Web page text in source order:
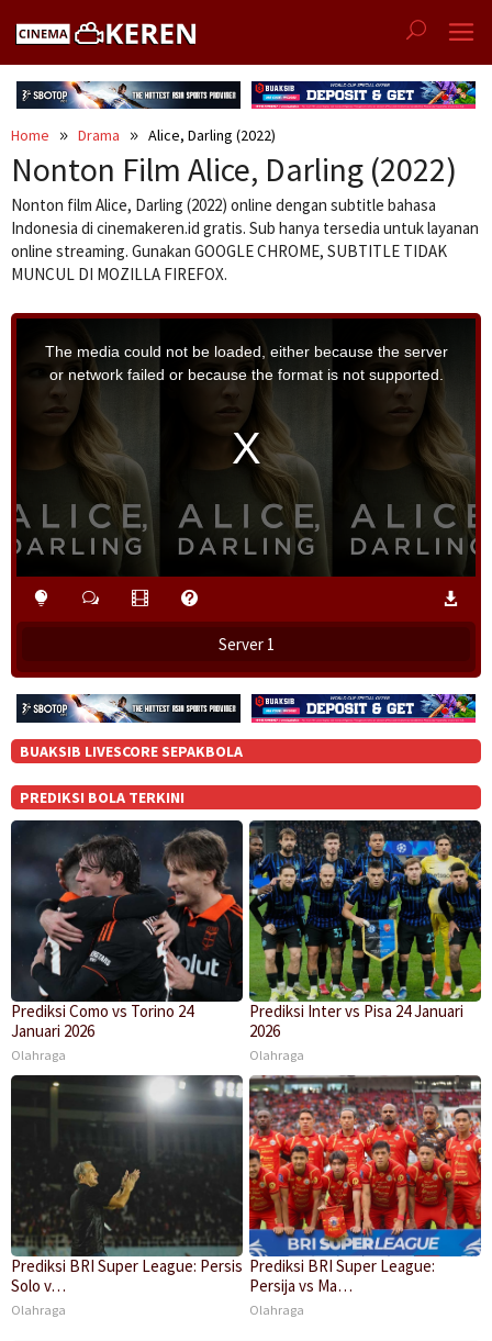
Home Drama Alice, Darling (2022)
Nonton Film Alice, Darling (2022)
Nonton film Alice, Darling (2022) online dengan subtitle bahasa
Indonesia di cinemakeren.id gratis. Sub hanya tersedia untuk layanan
online streaming. Gunakan GOOGLE CHROME, SUBTITLE TIDAK
MUNCUL DI MOZILLA FIREFOX.
w
.
The media could not be loaded, either because the server
or network failed or because the format is not supported.
Server 1
BUAKSIB LIVESCORE SEPAKBOLA
PREDIKSI BOLA TERKINI
Prediksi Como vs Torino 24
Januari 2026
Olahraga
Prediksi Inter vs Pisa 24 Januari
2026
Olahraga
Prediksi BRI Super League: Persis
Solo v…
Olahraga
Prediksi BRI Super League:
Persija vs Ma…
Olahraga